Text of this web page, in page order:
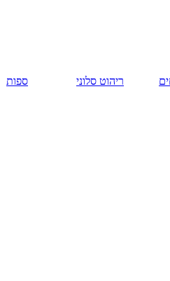
ריהוט סלוני ספות